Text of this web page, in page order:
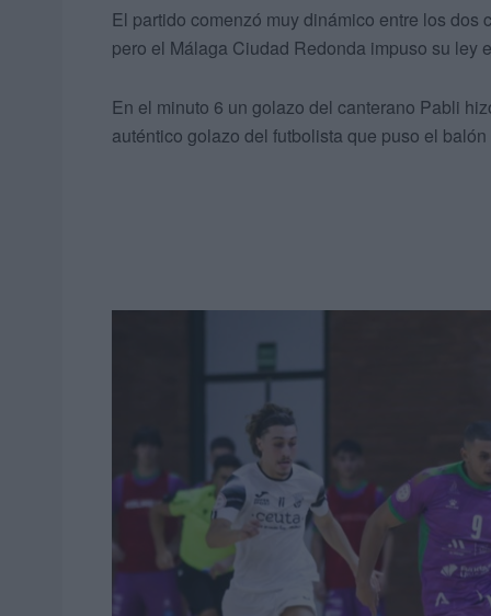
El partido comenzó muy dinámico entre los
pero el Málaga Ciudad Redonda impuso su ley
En el minuto 6 un golazo del canterano Pabli
auténtico golazo del futbolista que puso el